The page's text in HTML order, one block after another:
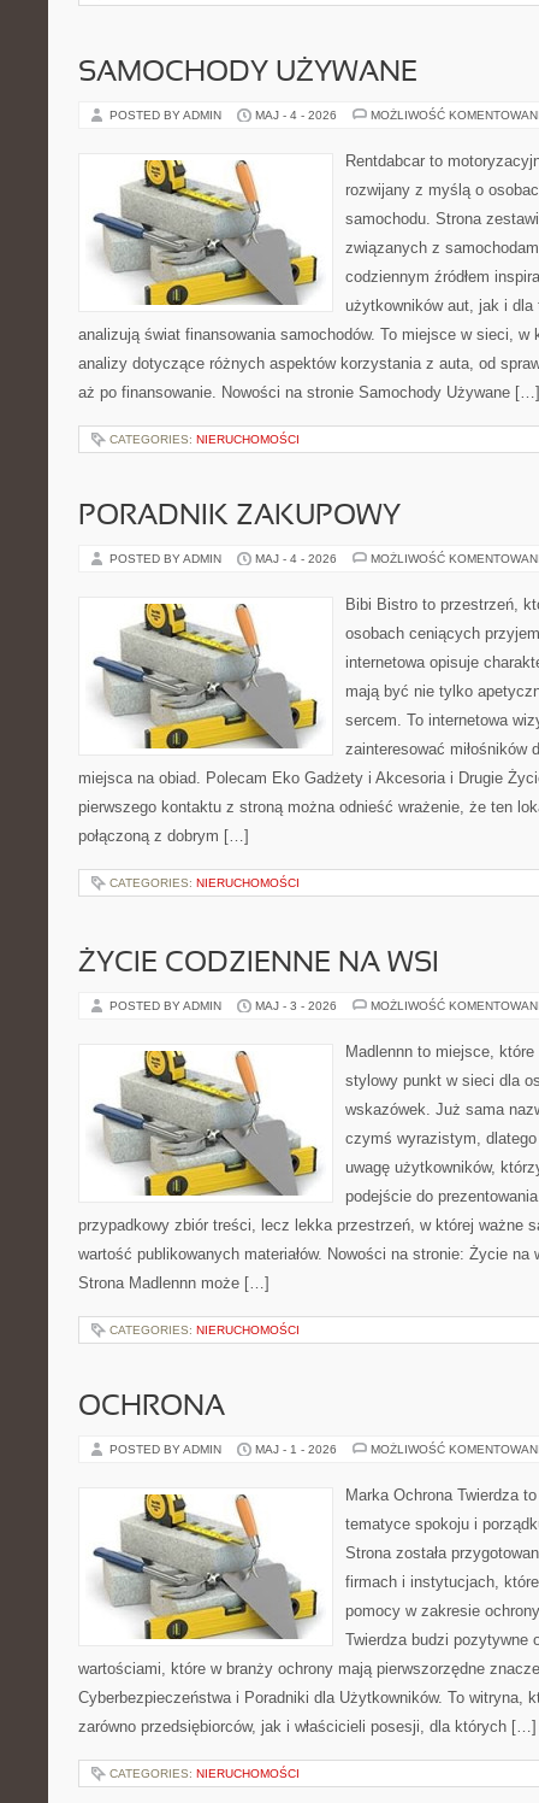
SAMOCHODY UŻYWANE
POSTED BY ADMIN MAJ - 4 - 2026 MOŻLIWOŚĆ
Rentdabcar to
rozwijany z myślą o
samochodu. Strona
związanych z
codziennym źródłem
użytkowników aut, jak i
analizują świat finansowania samochodów. To miejsce w sieci, w
analizy dotyczące różnych aspektów korzystania z auta, od
aż po finansowanie. Nowości na stronie Samochody Używane […]
CATEGORIES: NIERUCHOMOŚCI
PORADNIK ZAKUPOWY
POSTED BY ADMIN MAJ - 4 - 2026 MOŻLIWOŚĆ
Bibi Bistro to przestrzeń,
osobach ceniących
internetowa opisuje
mają być nie tylko
sercem. To internetowa
zainteresować miłośników
miejsca na obiad. Polecam Eko Gadżety i Akcesoria i Drugie
pierwszego kontaktu z stroną można odnieść wrażenie, że ten
połączoną z dobrym […]
CATEGORIES: NIERUCHOMOŚCI
ŻYCIE CODZIENNE NA WSI
POSTED BY ADMIN MAJ - 3 - 2026 MOŻLIWOŚĆ
Madlennn to miejsce,
stylowy punkt w sieci dla
wskazówek. Już sama
czymś wyrazistym,
uwagę użytkowników,
podejście do
przypadkowy zbiór treści, lecz lekka przestrzeń, w której ważne
wartość publikowanych materiałów. Nowości na stronie: Życie na
Strona Madlennn może […]
CATEGORIES: NIERUCHOMOŚCI
OCHRONA
POSTED BY ADMIN MAJ - 1 - 2026 MOŻLIWOŚĆ
Marka Ochrona Twierdza
tematyce spokoju i
Strona została
firmach i instytucjach,
pomocy w zakresie
Twierdza budzi pozytywne
wartościami, które w branży ochrony mają pierwszorzędne
Cyberbezpieczeństwa i Poradniki dla Użytkowników. To witryna,
zarówno przedsiębiorców, jak i właścicieli posesji, dla których […]
CATEGORIES: NIERUCHOMOŚCI